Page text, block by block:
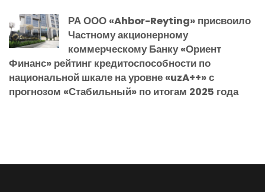
РА ООО «Ahbor-Reyting» присвоило
Частному акционерному
коммерческому Банку «Ориент
Финанс» рейтинг кредитоспособности по
национальной шкале на уровне «uzA++» с
прогнозом «Стабильный» по итогам 2025 года